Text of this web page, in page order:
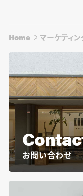
Home マーケティン
お問い合わせ